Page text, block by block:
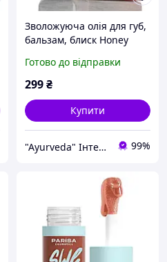
Зволожуюча олія для губ,
бальзам, блиск Honey
Oil, So Lips, 010, 4ml
Готово до відправки
299₴
Купити
"Ayurveda" Інтернет магазин аюрведичних товарів з Індії 99%